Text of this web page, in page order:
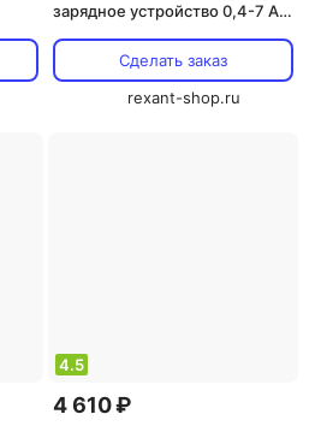
зарядное устройство 0,4-7 А
Сделать заказ
rexant-shop.ru
4.5
4 610 ₽